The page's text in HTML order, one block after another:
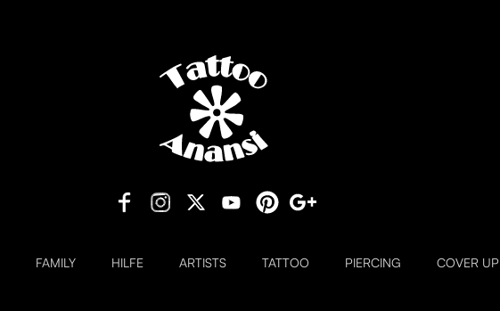
FAMILY HILFE ARTISTS TATTOO PIERCING COVER UP